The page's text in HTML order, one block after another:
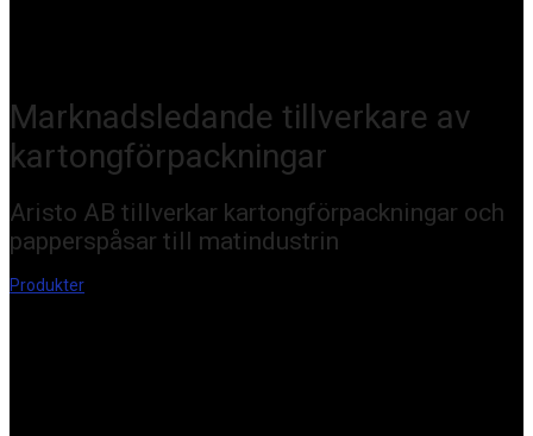
Marknadsledande tillverkare av
kartongförpackningar
Aristo AB tillverkar kartongförpackningar och
papperspåsar till matindustrin
Produkter